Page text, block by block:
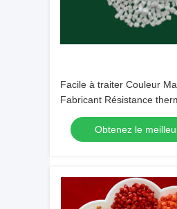
Facile à traiter Couleur
Fabricant Résistance
pièces automobiles
Obtenez le